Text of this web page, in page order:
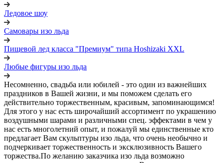
Ледовое шоу
Самовары изо льда
Пищевой лед класса "Премиум" типа Hoshizaki XXL
Любые фигуры изо льда
Несомненно, свадьба или юбилей - это один из важнейших
праздников в Вашей жизни, и мы поможем сделать его
действительно торжественным, красивым, запоминающимся!
Для этого у нас есть широчайший ассортимент по украшению
воздушными шарами и различными спец. эффектами в чем у
нас есть многолетний опыт, и пожалуй мы единственные кто
предлагает Вам скульптуры изо льда, что очень необычно и
подчеркивает торжественность и эксклюзивность Вашего
торжества.По желанию заказчика изо льда возможно